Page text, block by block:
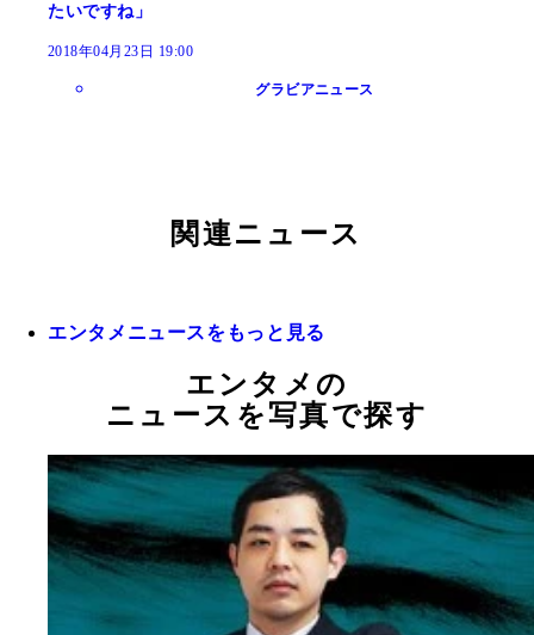
たいですね」
2018年04月23日 19:00
グラビアニュース
関連ニュース
エンタメニュースをもっと見る
エンタメの
ニュースを写真で探す